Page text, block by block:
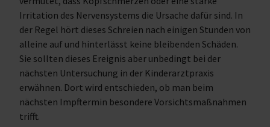
Irritation des Nervensystems die Ursache dafür sind. In
der Regel hört dieses Schreien nach einigen Stunden von
alleine auf und hinterlässt keine bleibenden Schäden.
Sie sollten dieses Ereignis aber unbedingt bei der
nächsten Untersuchung in der Kinderarztpraxis
erwähnen. Dort wird entschieden, ob man beim
nächsten Impftermin besondere Vorsichtsmaßnahmen
trifft.